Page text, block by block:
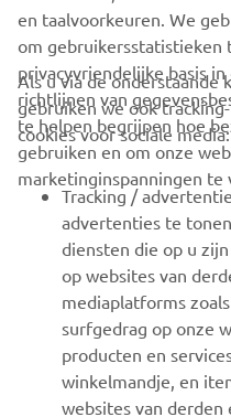
CORPORATE
VOOR BEDRIJVEN
MEER YAMAHA
ONDERSTEUNING
NIEUWSBRIEF
Wees de eerste die meer te
speciale evenementen,
privacyvriendelijke basis
richtlijnen van
te helpen begrijpen hoe
gebruiken en om onze
marketinginspanningen te
Als u via de
gebruiken we ook
cookies voor sociale media:
Tracking /
advertenties te
diensten die op u
op websites van
mediaplatforms
surfgedrag op onze
producten en
winkelmandje, en
websites van derden
dergelijk
Social media-
Als u alle